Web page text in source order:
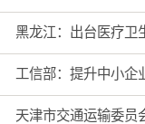
工信部：提升中小企